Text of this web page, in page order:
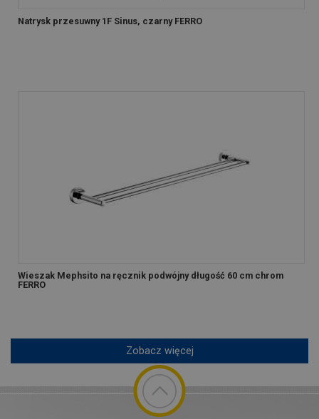
Natrysk przesuwny 1F Sinus, czarny FERRO
Wieszak Mephsito na ręcznik podwójny długość 60 cm chrom
FERRO
Zobacz więcej